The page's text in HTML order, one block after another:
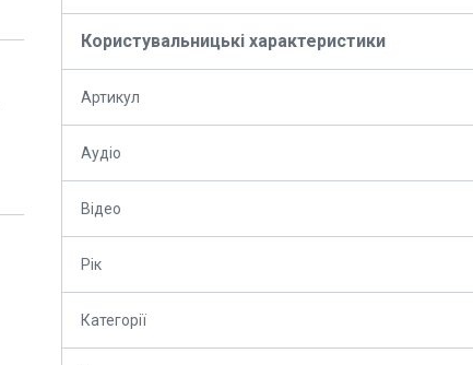
Користувальницькі характеристики
Артикул
Аудіо
Відео
Рік
Категорії